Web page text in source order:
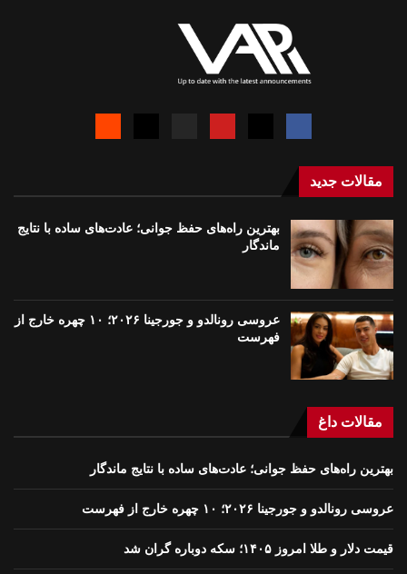
مقالات جدید
بهترین راه‌های حفظ جوانی؛ عادت‌های ساده با نتایج
ماندگار
عروسی رونالدو و جورجینا ۲۰۲۶؛ ۱۰ چهره خارج از
فهرست
مقالات داغ
بهترین راه‌های حفظ جوانی؛ عادت‌های ساده با نتایج ماندگار
عروسی رونالدو و جورجینا ۲۰۲۶؛ ۱۰ چهره خارج از فهرست
قیمت دلار و طلا امروز ۱۴۰۵؛ سکه دوباره گران شد